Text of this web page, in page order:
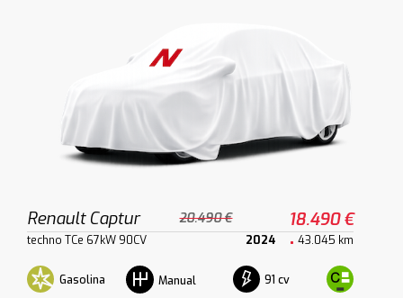
Renault Captur 20.490 € 18.490 €
techno TCe 67kW 90CV 2024 43.045 km
Gasolina Manual 91 cv